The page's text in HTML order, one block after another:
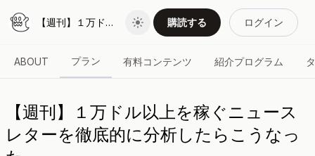
【週刊】１万ドル以上を稼ぐニュースレターを徹底的に分析したらこうなった 購読する ログイン
ABOUT プラン 有料コンテンツ 紹介プログラム
【週刊】１万ドル以上を稼ぐニュース
レターを徹底的に分析したらこうなっ